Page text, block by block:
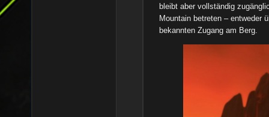
bleibt aber vollständig
Mountain betreten – entweder
bekannten Zugang am Berg.